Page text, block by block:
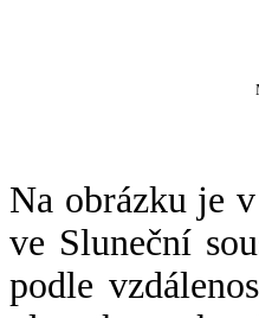
Na obrázku je
ve Sluneční
podle